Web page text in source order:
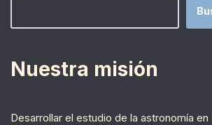
Nuestra misión
Desarrollar el estudio de la astronomía en